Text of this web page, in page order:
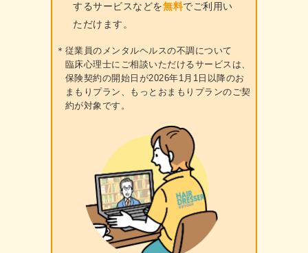
するサービスなどを無料でご利用い
ただけます。
＊ 従業員のメンタルヘルスの不調について
臨床心理士にご相談いただけるサービスは、
保険契約の開始日が2026年1月1日以降のお
まもりプラン、もっとおまもりプランのご契
約が対象です。